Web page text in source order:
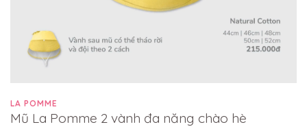
LA POMME
Mũ La Pomme 2 vành đa năng chào hè